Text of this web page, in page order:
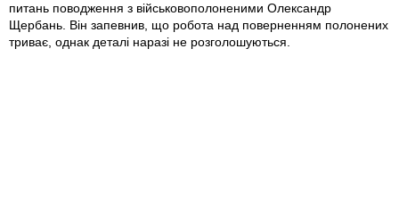
питань поводження з військовополоненими Олександр
Щербань. Він запевнив, що робота над поверненням полонених
триває, однак деталі наразі не розголошуються.